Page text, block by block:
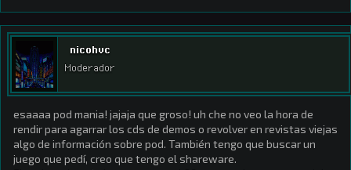
nicohvc
Moderador
esaaaa pod mania! jajaja que groso! uh che no veo la hora de
rendir para agarrar los cds de demos o revolver en revistas viejas
algo de información sobre pod. También tengo que buscar un
juego que pedí, creo que tengo el shareware.